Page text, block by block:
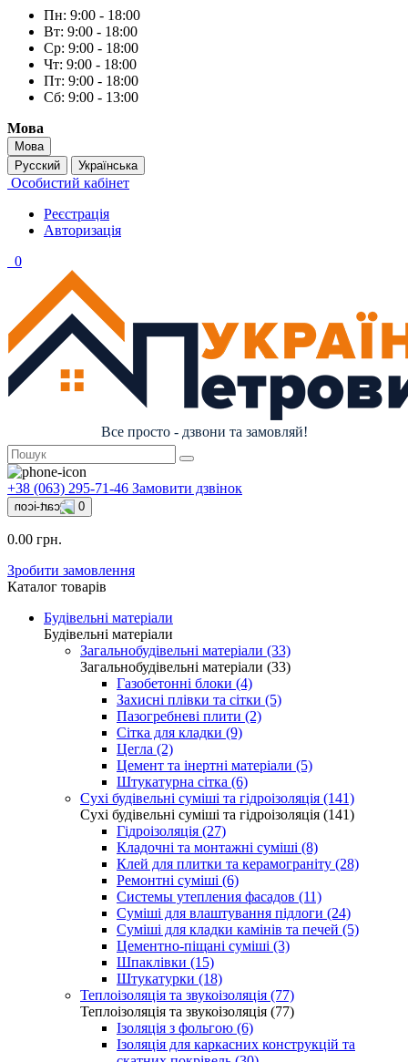
Пн: 9:00 - 18:00
Вт: 9:00 - 18:00
Ср: 9:00 - 18:00
Чт: 9:00 - 18:00
Пт: 9:00 - 18:00
Сб: 9:00 - 13:00
Мова
Мова
Русский
Українська
Особистий кабінет
Реєстрація
Авторизація
0
Все просто - дзвони та замовляй!
+38 (063) 295-71-46 Замовити дзвінок
0
0.00 грн.
Зробити замовлення
Каталог товарів
Будівельні матеріали
Будівельні матеріали
Загальнобудівельні матеріали (33)
Загальнобудівельні матеріали (33)
Газобетонні блоки (4)
Захисні плівки та сітки (5)
Пазогребневі плити (2)
Сітка для кладки (9)
Цегла (2)
Цемент та інертні матеріали (5)
Штукатурна сітка (6)
Сухі будівельні суміші та гідроізоляція (141)
Сухі будівельні суміші та гідроізоляція (141)
Гідроізоляція (27)
Кладочні та монтажні суміші (8)
Клей для плитки та керамограніту (28)
Ремонтні суміші (6)
Системы утепления фасадов (11)
Суміші для влаштування підлоги (24)
Суміші для кладки камінів та печей (5)
Цементно-піщані суміші (3)
Шпаклівки (15)
Штукатурки (18)
Теплоізоляція та звукоізоляція (77)
Теплоізоляція та звукоізоляція (77)
Ізоляція з фольгою (6)
Ізоляція для каркасних конструкцій та